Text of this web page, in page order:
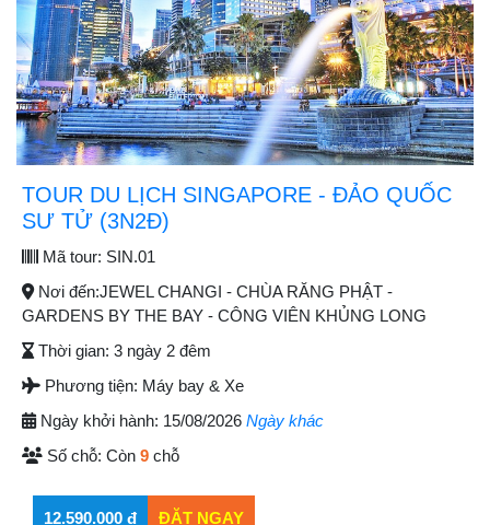
TOUR DU LỊCH SINGAPORE - ĐẢO QUỐC
SƯ TỬ (3N2Đ)
Mã tour: SIN.01
Nơi đến:JEWEL CHANGI - CHÙA RĂNG PHẬT -
GARDENS BY THE BAY - CÔNG VIÊN KHỦNG LONG
Thời gian: 3 ngày 2 đêm
Phương tiện: Máy bay & Xe
Ngày khởi hành: 15/08/2026 Ngày khác
Số chỗ: Còn 9 chỗ